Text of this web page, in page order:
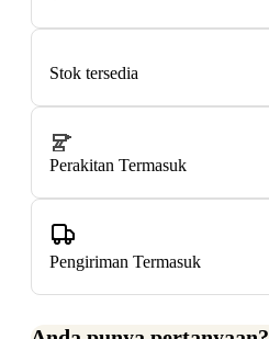
Stok tersedia
Perakitan Termasuk
Pengiriman Termasuk